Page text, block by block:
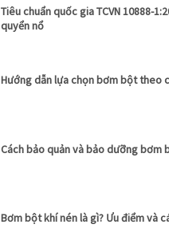
Tiêu chuẩn quốc gia TCVN 10888-
quyển nổ
Hướng dẫn lựa chọn bơm bột theo
Cách bảo quản và bảo dưỡng bơm
Bơm bột khí nén là gì? Ưu điểm và